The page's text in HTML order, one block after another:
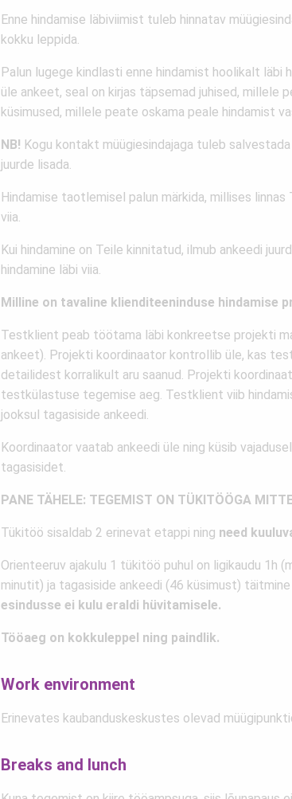
Enne hindamise läbiviimist tuleb hinnatav
kokku leppida.
Palun lugege kindlasti enne hindamist hoolikalt läbi
üle ankeet, seal on kirjas täpsemad juhised, millele
küsimused, millele peate oskama peale hindamist
NB! Kogu kontakt müügiesindajaga tuleb
juurde lisada.
Hindamise taotlemisel palun märkida, millises
viia.
Kui hindamine on Teile kinnitatud, ilmub ankeedi
hindamine läbi viia.
Milline on tavaline klienditeeninduse hindamise
Testklient peab töötama läbi konkreetse projekti
ankeet). Projekti koordinaator kontrollib üle, kas
detailidest korralikult aru saanud. Projekti
testkülastuse tegemise aeg. Testklient viib
jooksul tagasiside ankeedi.
Koordinaator vaatab ankeedi üle ning küsib
tagasisidet.
PANE TÄHELE: TEGEMIST ON TÜKITÖÖGA
Tükitöö sisaldab 2 erinevat etappi ning need
Orienteeruv ajakulu 1 tükitöö puhul on ligikaudu 1h
minutit) ja tagasiside ankeedi (46 küsimust)
esindusse ei kulu eraldi hüvitamisele.
Tööaeg on kokkuleppel ning paindlik.
Work environment
Erinevates kaubanduskeskustes olevad
Breaks and lunch